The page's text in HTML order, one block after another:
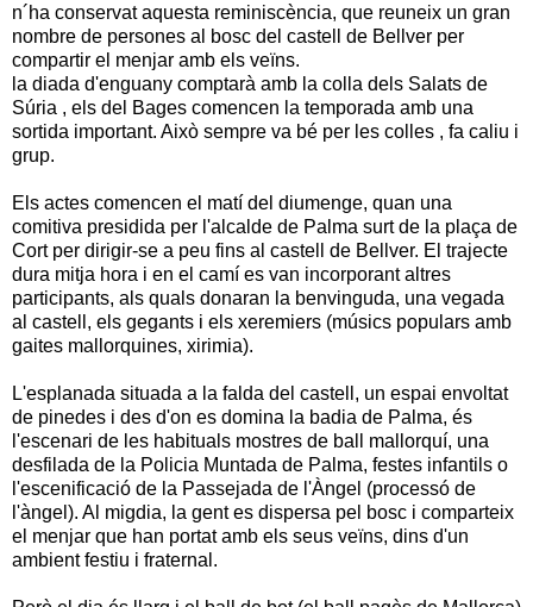
n´ha conservat aquesta reminiscència, que reuneix un gran
nombre de persones al bosc del castell de Bellver per
compartir el menjar amb els veïns.
la diada d'enguany comptarà amb la colla dels Salats de
Súria , els del Bages comencen la temporada amb una
sortida important. Això sempre va bé per les colles , fa caliu i
grup.
Els actes comencen el matí del diumenge, quan una
comitiva presidida per l'alcalde de Palma surt de la plaça de
Cort per dirigir-se a peu fins al castell de Bellver. El trajecte
dura mitja hora i en el camí es van incorporant altres
participants, als quals donaran la benvinguda, una vegada
al castell, els gegants i els xeremiers (músics populars amb
gaites mallorquines, xirimia).
L'esplanada situada a la falda del castell, un espai envoltat
de pinedes i des d'on es domina la badia de Palma, és
l'escenari de les habituals mostres de ball mallorquí, una
desfilada de la Policia Muntada de Palma, festes infantils o
l'escenificació de la Passejada de l'Àngel (processó de
l'àngel). Al migdia, la gent es dispersa pel bosc i comparteix
el menjar que han portat amb els seus veïns, dins d'un
ambient festiu i fraternal.